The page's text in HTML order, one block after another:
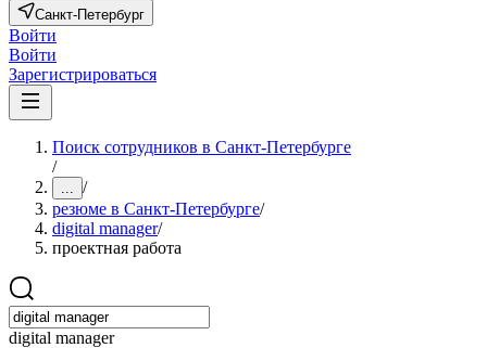
Санкт-Петербург
Войти
Войти
Зарегистрироваться
Поиск сотрудников в Санкт-Петербурге
/
... /
резюме в Санкт-Петербурге/
digital manager/
проектная работа
digital manager